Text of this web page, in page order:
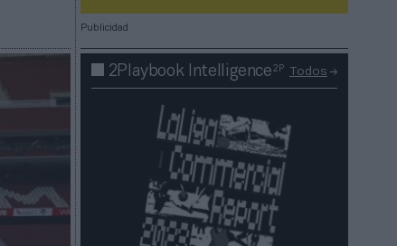
Publicidad
2Playbook Intelligence2P Todos